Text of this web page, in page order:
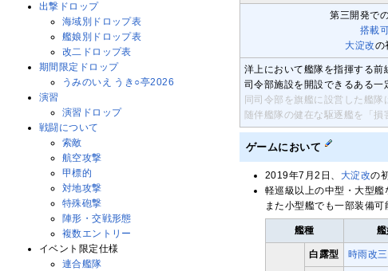
第三開発で
搭載
大淀改の
洋上において艦隊を指揮する前
司令部施設を開設できるある一
同司令部を旗艦に設営した艦隊
随伴艦隊の健在な駆逐艦を「
ゲームにおいて
2019年7月2日、 大淀改の
軽巡級以上の中型・大型艦
また小型艦でも一部装備可
艦種
白露型 時雨改三
出撃ドロップ
海域別ドロップ表
艦娘別ドロップ表
改二ドロップ表
期間限定ドロップ
うみのいえ うき○亭2026
演習
演習ドロップ
戦闘について
索敵
航空攻撃
甲標的
対地攻撃
特殊砲撃
陣形・交戦形態
複数エントリー
イベント限定仕様
連合艦隊